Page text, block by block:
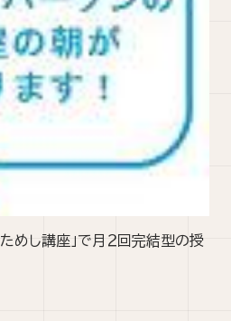
めし講座」で月２回完結型の授